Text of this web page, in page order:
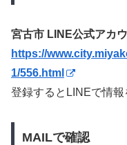
宮古市 LINE公式アカウ
https://
1/556.html
登録するとLINEで情報
MAILで確認